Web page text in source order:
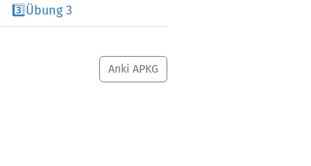
3️⃣Übung 3
Anki APKG